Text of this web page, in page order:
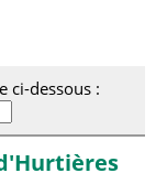
ci-dessous :